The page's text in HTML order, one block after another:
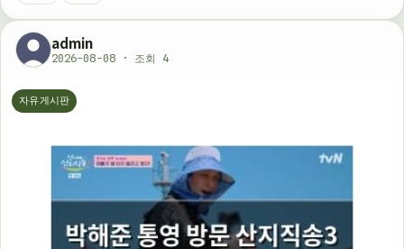
admin
2026-08-08 · 조회 4
자유게시판